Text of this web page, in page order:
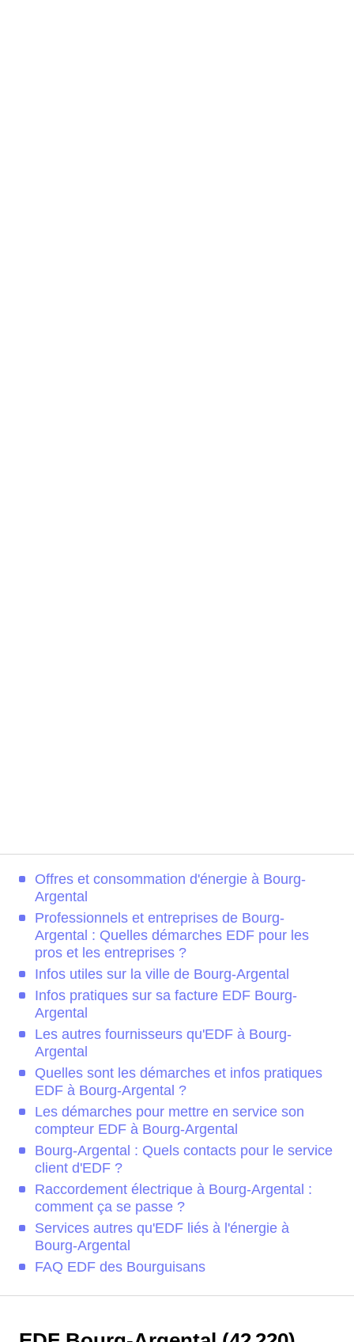
Offres et consommation d'énergie à Bourg-
Argental
Professionnels et entreprises de Bourg-
Argental : Quelles démarches EDF pour les
pros et les entreprises ?
Infos utiles sur la ville de Bourg-Argental
Infos pratiques sur sa facture EDF Bourg-
Argental
Les autres fournisseurs qu'EDF à Bourg-
Argental
Quelles sont les démarches et infos pratiques
EDF à Bourg-Argental ?
Les démarches pour mettre en service son
compteur EDF à Bourg-Argental
Bourg-Argental : Quels contacts pour le service
client d'EDF ?
Raccordement électrique à Bourg-Argental :
comment ça se passe ?
Services autres qu'EDF liés à l'énergie à
Bourg-Argental
FAQ EDF des Bourguisans